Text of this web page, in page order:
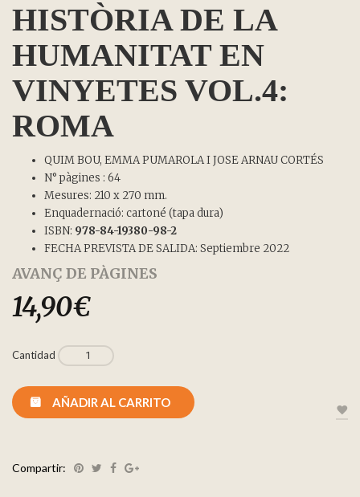
HISTÒRIA DE LA
HUMANITAT EN
VINYETES VOL.4:
ROMA
QUIM BOU, EMMA PUMAROLA I JOSE ARNAU CORTÉS
N° pàgines : 64
Mesures: 210 x 270 mm.
Enquadernació: cartoné (tapa dura)
ISBN: 978-84-19380-98-2
FECHA PREVISTA DE SALIDA: Septiembre 2022
AVANÇ DE PÀGINES
14,90€
Cantidad
AÑADIR AL CARRITO
Compartir: